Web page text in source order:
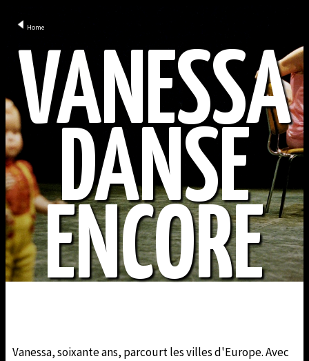
Home
VANESSA
DANSE
ENCORE
Vanessa, soixante ans, parcourt les villes d'Europe. Avec